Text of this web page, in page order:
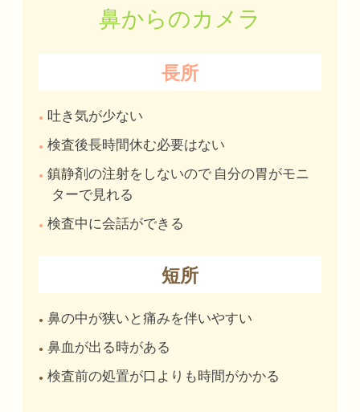
鼻からのカメラ
長所
吐き気が少ない
検査後長時間休む必要はない
鎮静剤の注射をしないので自分の胃がモニ
ターで見れる
検査中に会話ができる
短所
鼻の中が狭いと痛みを伴いやすい
鼻血が出る時がある
検査前の処置が口よりも時間がかかる